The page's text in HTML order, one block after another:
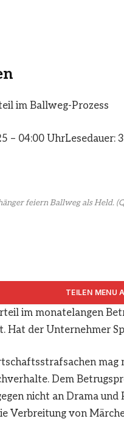
im Ballweg-Prozess
– 04:00 UhrLesedauer:
feiern Ballweg als Held.
ARTIKEL
im monatelangen
Hat der Unternehmer
mag
Dem
nicht an Drama
Verbreitung von